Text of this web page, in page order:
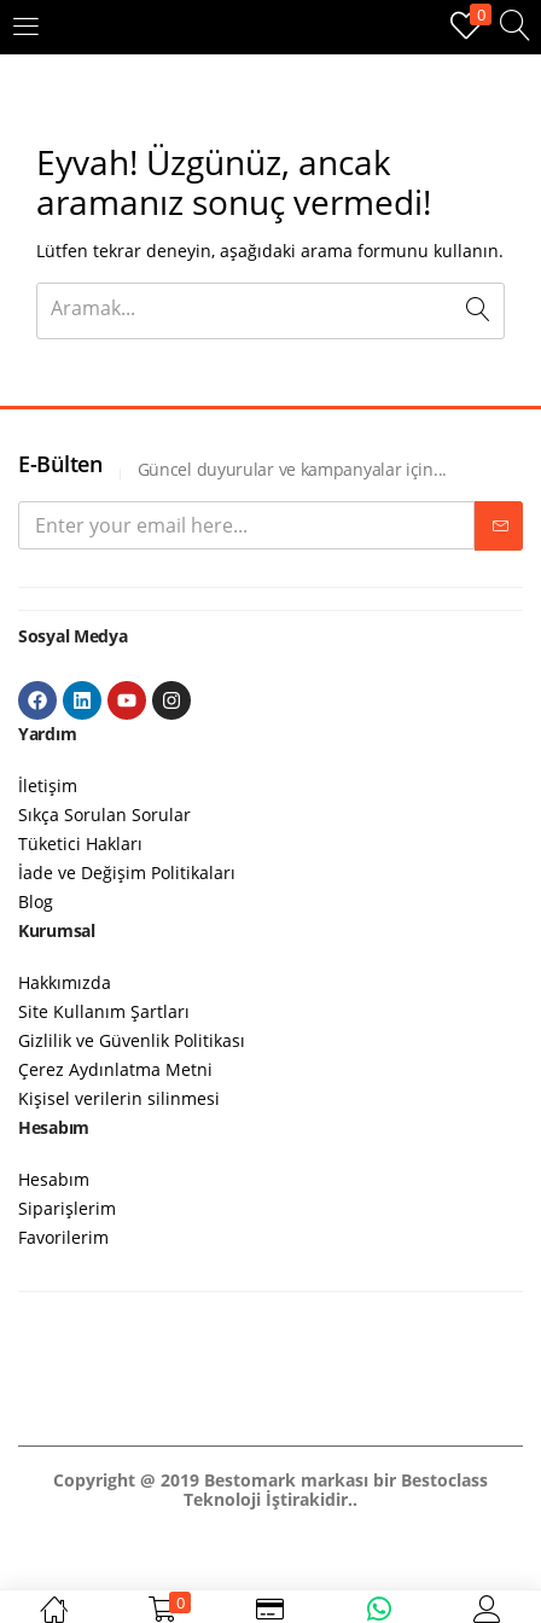
0
KAYIT OL
Giriş yapmak için kullanıcı adınızı ve şifrenizi girin.
Oturum Aç
Şifremi unuttum?
Veya ile giriş yapın
0
Eyvah! Üzgünüz, ancak
aramanız sonuç vermedi!
Lütfen tekrar deneyin, aşağıdaki arama formunu kullanın.
E-Bülten Güncel duyurular ve kampanyalar için...
Sosyal Medya
Yardım
İletişim
Sıkça Sorulan Sorular
Tüketici Hakları
İade ve Değişim Politikaları
Blog
Kurumsal
Hakkımızda
Site Kullanım Şartları
Gizlilik ve Güvenlik Politikası
Çerez Aydınlatma Metni
Kişisel verilerin silinmesi
Hesabım
Hesabım
Siparişlerim
Favorilerim
Copyright @ 2019 Bestomark markası bir Bestoclass
Teknoloji İştirakidir..